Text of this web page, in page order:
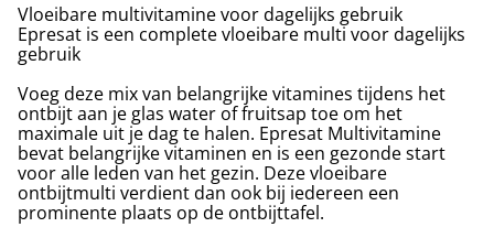
Vloeibare multivitamine voor dagelijks gebruik
Epresat is een complete vloeibare multi voor dagelijks
gebruik
Voeg deze mix van belangrijke vitamines tijdens het
ontbijt aan je glas water of fruitsap toe om het
maximale uit je dag te halen. Epresat Multivitamine
bevat belangrijke vitaminen en is een gezonde start
voor alle leden van het gezin. Deze vloeibare
ontbijtmulti verdient dan ook bij iedereen een
prominente plaats op de ontbijttafel.